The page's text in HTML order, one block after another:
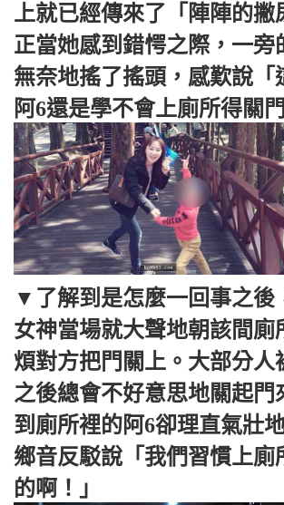
上就已經傳來了「陣陣的撇
正當她感到錯愕之際，一旁
無奈地搖了搖頭，感歎說「
阿6還是學不會上廁所得關
▼了解到是怎麼一回事之後
女神當場就大聲地朝該間廁
煩對方把門關上。大部分人
之後總會不好意思地關起門
到廁所裡的阿6卻理直氣壯
鄉音反駁說「我們習慣上廁
的啊！」